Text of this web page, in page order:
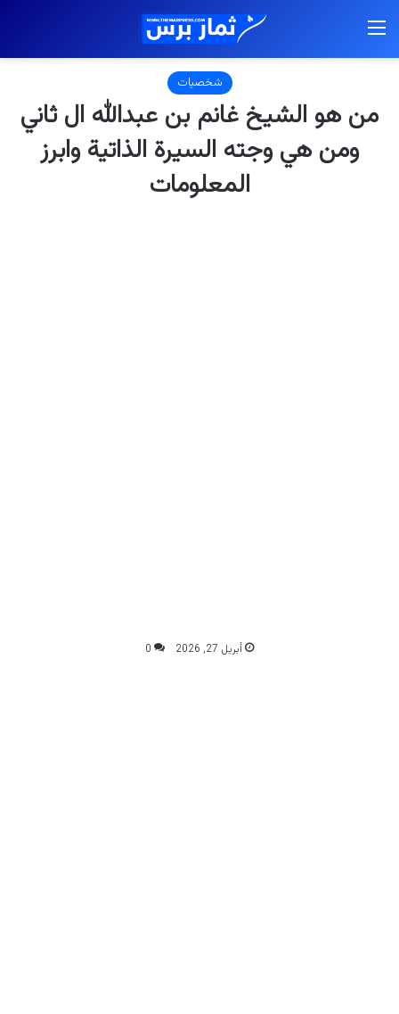
شخصيات
من هو الشيخ غانم بن عبدالله ال ثاني
ومن هي وجته السيرة الذاتية وابرز
المعلومات
أبريل 27, 2026 0